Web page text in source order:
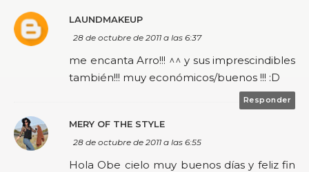
LAUNDMAKEUP
28 de octubre de 2011 a las 6:37
me encanta Arro!!! ^^ y sus imprescindibles
también!!! muy económicos/buenos !!! :D
Responder
MERY OF THE STYLE
28 de octubre de 2011 a las 6:55
Hola Obe cielo muy buenos días y feliz fin